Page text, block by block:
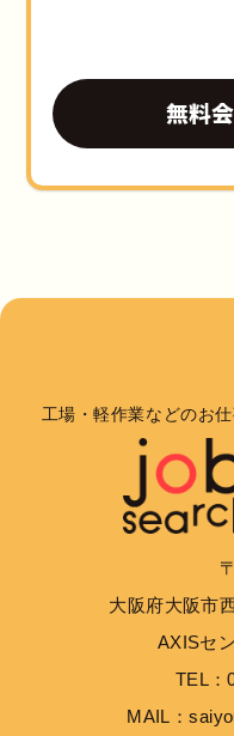
無料会
工場・軽作業などのお
大阪府大阪市
AXISセ
TEL
MAIL：